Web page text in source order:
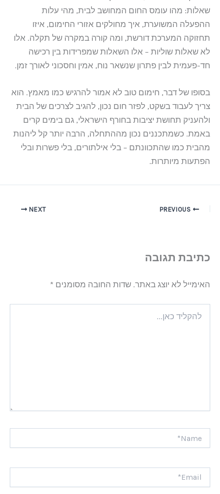
שאלות: מהו עומס החום המחושב לבית, מהי עלות
ההפעלה המשוערת, איך מחולקים אזורי החימום, איזו
תחזוקה המערכת דורשת, ומה קורה במקרה של תקלה. אלו
לא שאלות שוליות – אלו השאלות שמפרידות בין רכישה
חד-פעמית לבין פתרון שנשאר נוח, אמין וחסכוני לאורך זמן.
בסופו של דבר, חימום טוב לא אמור להרגיש כמו מאמץ. הוא
צריך לעבוד בשקט, לפזר חום נכון, להגיב לצרכים של הבית
ולהעניק תחושת יציבות בחורף הישראלי, גם בימים קרים
באמת. כשמתכננים נכון מההתחלה, הרבה יותר קל ליהנות
מהבית כמו שהתכוונתם – בלי אילתורים, בלי פשרות ובלי
הפתעות מיותרות.
NEXT
כתיבת תגובה
האימייל לא יוצג באתר. שדות החובה מסומנים *
כאן...